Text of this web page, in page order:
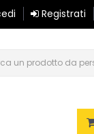
Registrati